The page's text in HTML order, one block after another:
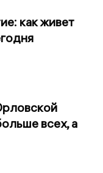
как живет
всех, а